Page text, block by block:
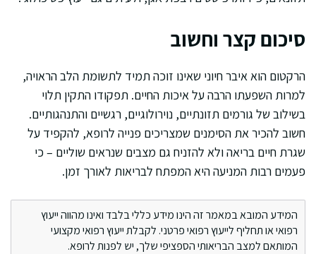
סיכום קצר וחשוב
הרקטום הוא איבר חיוני שאינו זוכה תמיד לתשומת הלב הראויה,
למרות השפעתו הרבה על איכות החיים. תפקודו התקין תלוי
בשילוב של גורמים תזונתיים, נוירולוגיים, רגשיים והתנהגותיים.
חשוב להכיר את הסימנים שמצריכים פנייה לרופא, להקפיד על
שגרת חיים בריאה ולא להזניח גם מצבים שנראים שוליים – כי
פעמים רבות המניעה היא המפתח לבריאות לאורך זמן.
המידע המובא במאמר זה הינו מידע כללי בלבד ואינו מהווה ייעוץ
רפואי או תחליף לייעוץ רפואי פרטני. לקבלת ייעוץ רפואי מקצועי
המותאם למצב הבריאותי הספציפי שלך, יש לפנות לרופא.